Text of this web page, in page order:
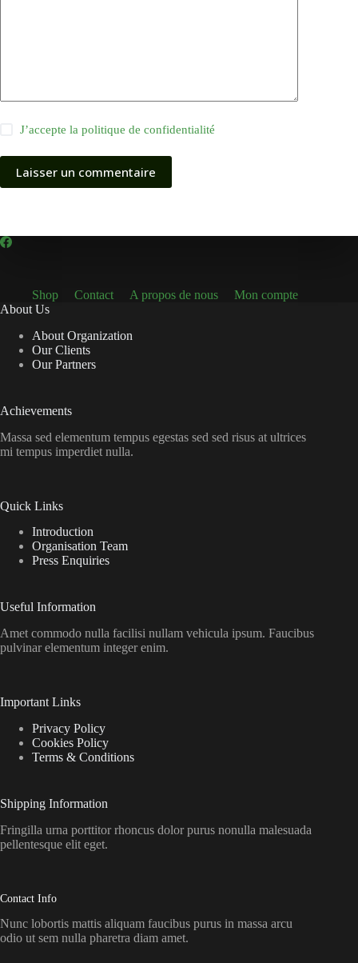
J’accepte lapolitique de confidentialité
Laisser un commentaire
Shop Contact A propos de nous
Mon compte
About Us
About Organization
Our Clients
Our Partners
Achievements
Massa sed elementum tempus egestas sed sed risus at ultrices
mi tempus imperdiet nulla.
Quick Links
Introduction
Organisation Team
Press Enquiries
Useful Information
Amet commodo nulla facilisi nullam vehicula ipsum. Faucibus
pulvinar elementum integer enim.
Important Links
Privacy Policy
Cookies Policy
Terms & Conditions
Shipping Information
Fringilla urna porttitor rhoncus dolor purus nonulla malesuada
pellentesque elit eget.
Contact Info
Nunc lobortis mattis aliquam faucibus purus in massa arcu
odio ut sem nulla pharetra diam amet.